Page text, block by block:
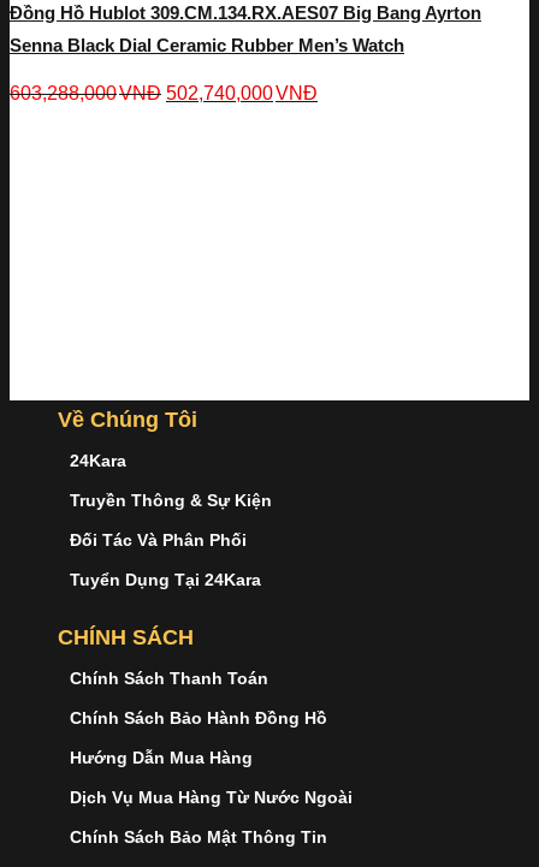
Đồng Hồ Hublot 309.CM.134.RX.AES07 Big Bang Ayrton
Senna Black Dial Ceramic Rubber Men’s Watch
603,288,000VNĐ 502,740,000VNĐ
Về Chúng Tôi
24Kara
Truyền Thông & Sự Kiện
Đối Tác Và Phân Phối
Tuyển Dụng Tại 24Kara
CHÍNH SÁCH
Chính Sách Thanh Toán
Chính Sách Bảo Hành Đồng Hồ
Hướng Dẫn Mua Hàng
Dịch Vụ Mua Hàng Từ Nước Ngoài
Chính Sách Bảo Mật Thông Tin